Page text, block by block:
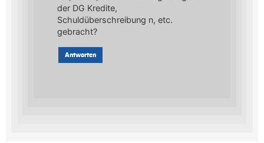
der DG Kredite,
Schuldüberschreibung n, etc.
gebracht?
Antworten